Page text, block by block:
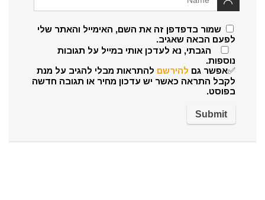
שמור בדפדפן זה את השם, האימייל והאתר שלי
לפעם הבאה שאגיב.
הגבתי, נא לעדכן אותי במייל על תגובות
נוספות.
✅אפשר גם להירשם להתראות מבלי להגיב על מנת
לקבל התראה כאשר יש עדכון מחיר או תגובה חדשה
בפוסט.